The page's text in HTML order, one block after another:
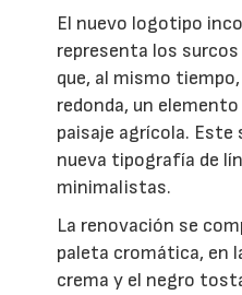
El nuevo logotipo
representa los
que, al mismo
redonda, un
paisaje agrícola. Este
nueva tipografía de
minimalistas.
La renovación se
paleta cromática, en
crema y el negro